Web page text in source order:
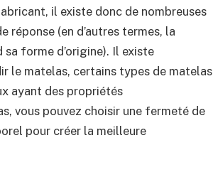
il existe donc de nombreuses
(en d’autres termes, la
forme d’origine). Il existe
le matelas, certains types de matelas
ayant des propriétés
vous pouvez choisir une fermeté de
pour créer la meilleure